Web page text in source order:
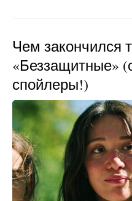
Чем закончился
«Беззащитные»
спойлеры!)